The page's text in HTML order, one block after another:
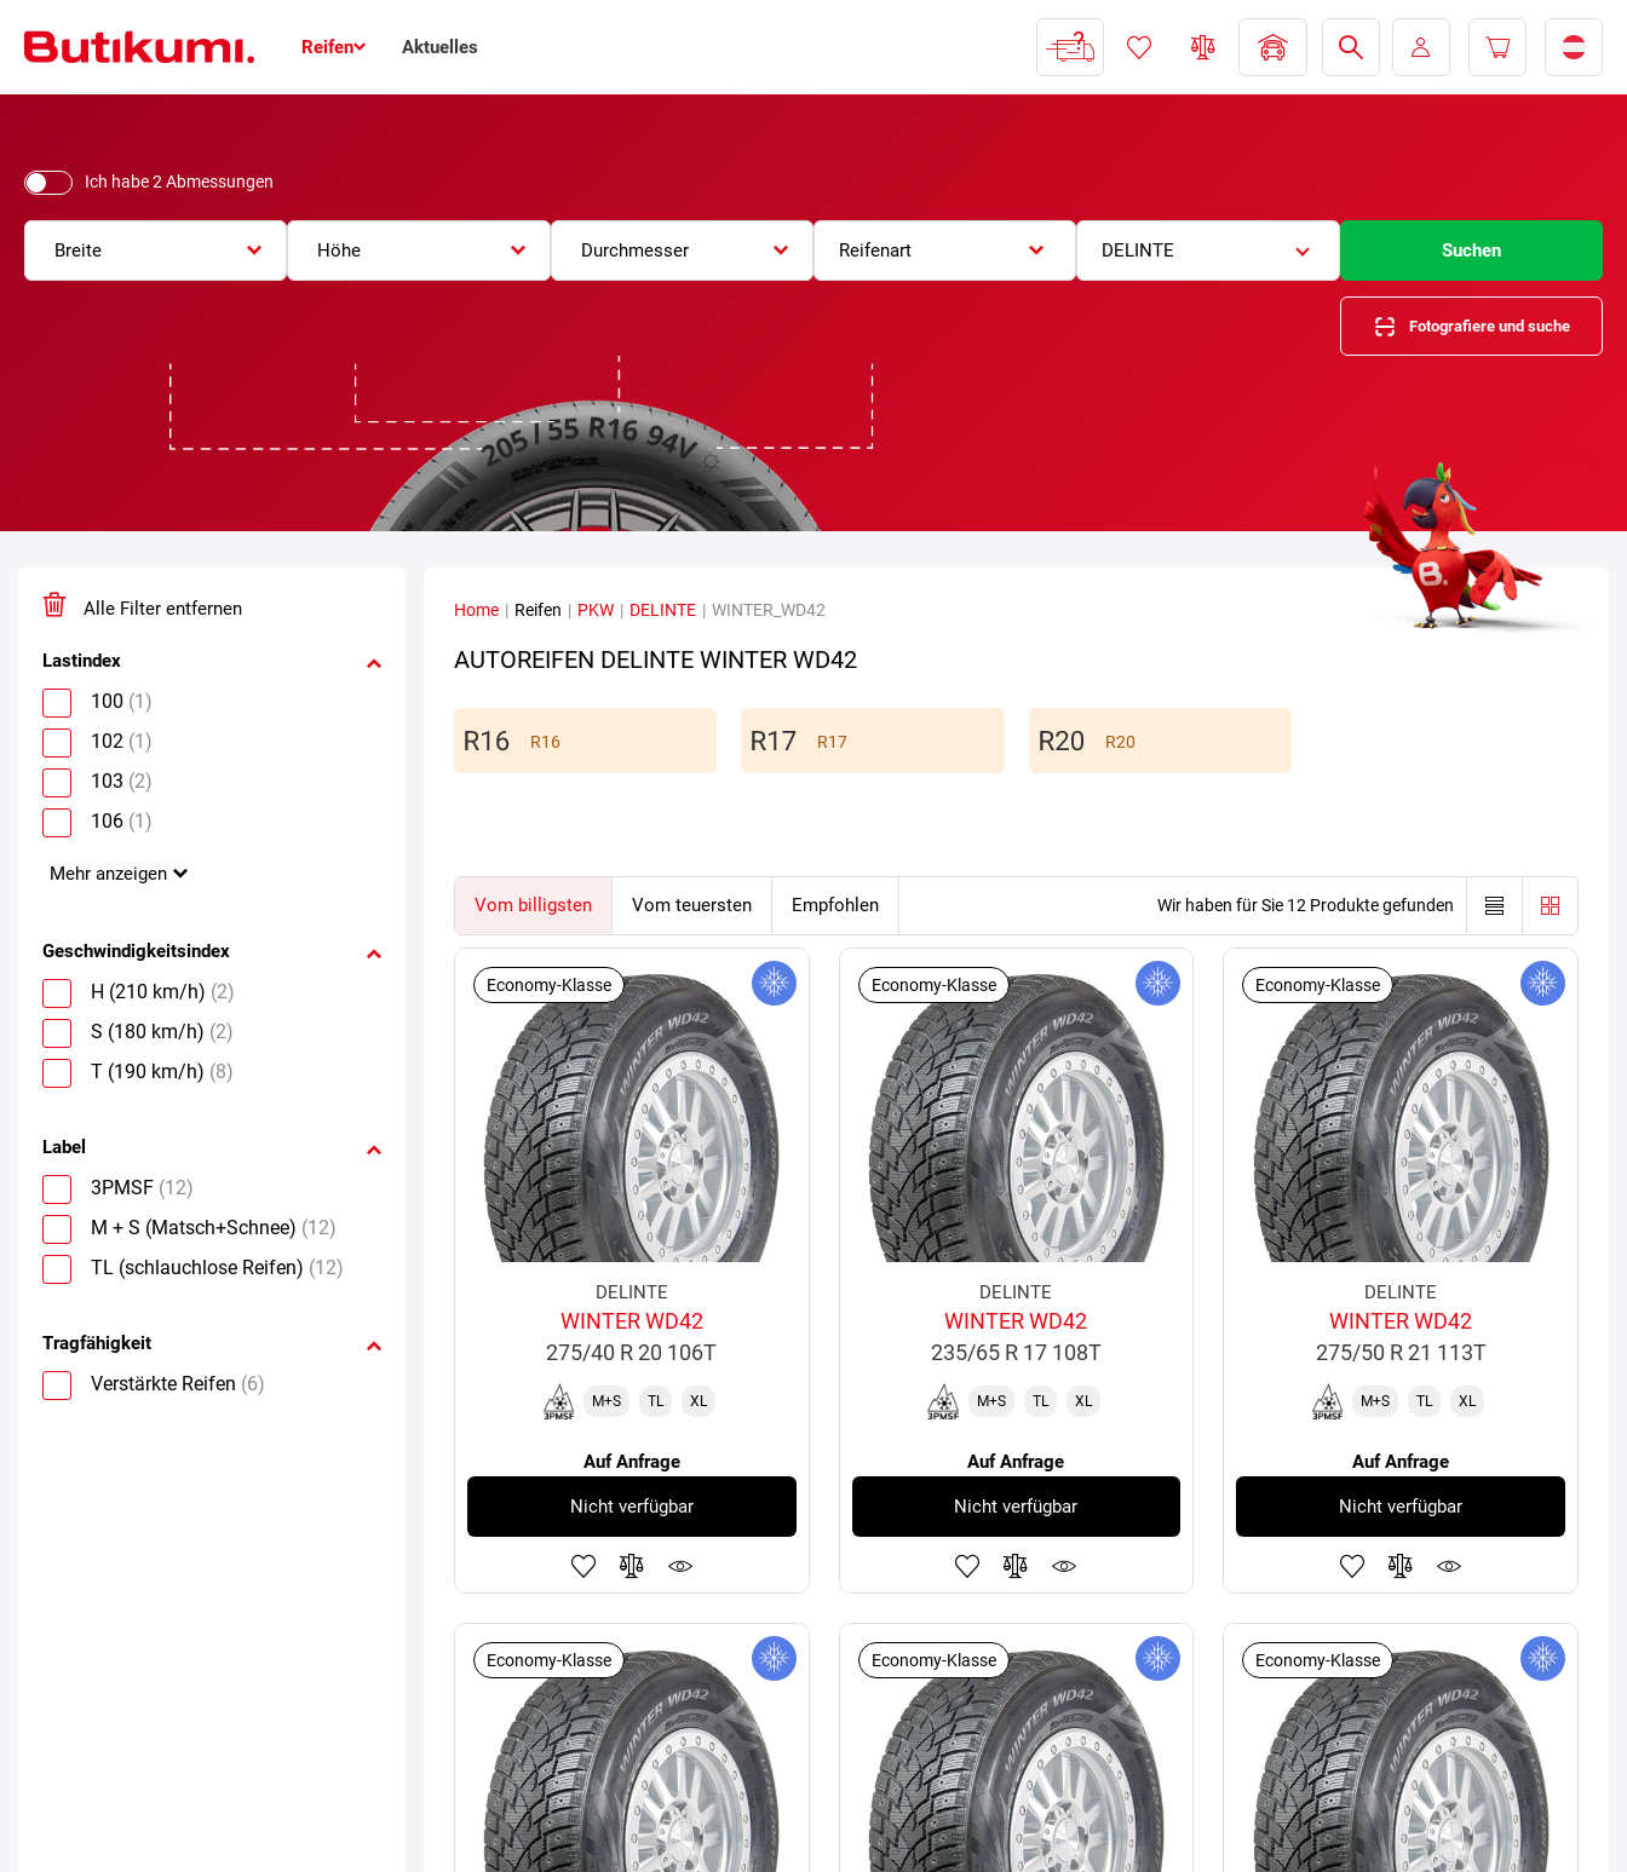
Reifen Aktuelles
Ich habe 2 Abmessungen
Breite Höhe Durchmesser Reifenart DELINTE Suchen
Fotografiere und suche
Alle Filter entfernen
Lastindex
100 (1)
102 (1)
103 (2)
106 (1)
Mehr anzeigen
Geschwindigkeitsindex
H (210 km/h) (2)
S (180 km/h) (2)
T (190 km/h) (8)
Label
3PMSF (12)
M + S (Matsch+Schnee) (12)
TL (schlauchlose Reifen) (12)
Tragfähigkeit
Verstärkte Reifen (6)
Home | Reifen | PKW | DELINTE | WINTER_WD42
AUTOREIFEN DELINTE WINTER WD42
R16 R17 R20
Vom billigsten Vom teuersten Empfohlen Wir haben für Sie 12 Produkte gefunden
Economy-Klasse
DELINTE
WINTER WD42
275/40 R 20 106T
M+S TL XL
Auf Anfrage
Nicht verfügbar
Economy-Klasse
DELINTE
WINTER WD42
235/65 R 17 108T
M+S TL XL
Auf Anfrage
Nicht verfügbar
Economy-Klasse
DELINTE
WINTER WD42
275/50 R 21 113T
M+S TL XL
Auf Anfrage
Nicht verfügbar
Economy-Klasse Economy-Klasse Economy-Klasse